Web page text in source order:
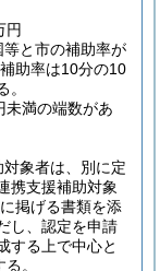
円
と市の補助率が
助率は10分の10
未満の端数があ
象者は、別に定
携支援補助対象
に掲げる書類を添
し、認定を申請
する上で中心と
る。